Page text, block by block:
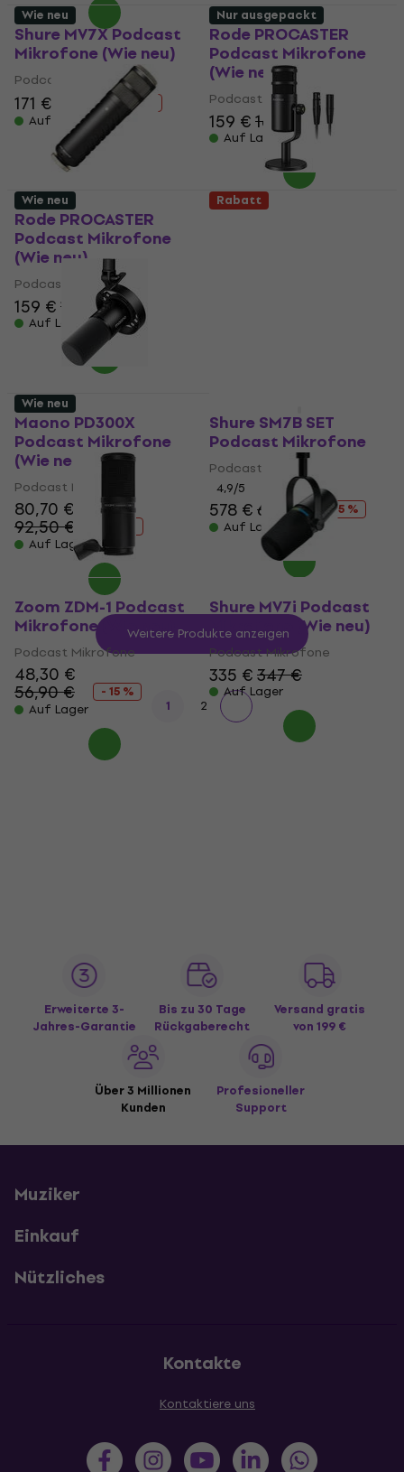
Shure MV7X Podcast
Mikrofone (Wie neu)
Podcast Mikrofone
171 € 185 €
- 8 %
Auf Lager
Rode PROCASTER
Podcast Mikrofone
(Wie neu)
Podcast Mikrofone
159 €165 €
Auf Lager
Wie neu
Rode PROCASTER
Podcast Mikrofone
(Wie neu)
Podcast Mikrofone
159 €165 €
Auf Lager
Nur ausgepackt
Wie neu
Maono PD300X
Podcast Mikrofone
(Wie neu)
Podcast Mikrofone
80,70 €
92,50 €
Auf Lager
Rabatt
Shure SM7B SET
Podcast Mikrofone
Podcast Mikrofone
4,9/5
578 €608 €
- 5 %
Auf Lager
Wie neu
Zoom ZDM-1 Podcast
Mikrofone (Wie neu)
Podcast Mikrofone
48,30 €
56,90 €
- 15 %
Auf Lager
Shure MV7i Podcast
Mikrofone (Wie neu)
Podcast Mikrofone
335 €347 €
Auf Lager
Weitere Produkte anzeigen
1 2
Erweiterte 3-
Jahres-Garantie
Bis zu 30 Tage
Rückgaberecht
Versand gratis
von 199 €
Über 3 Millionen
Kunden
Profesioneller
Support
Muziker
Einkauf
Nützliches
Kontakte
Kontaktiere uns